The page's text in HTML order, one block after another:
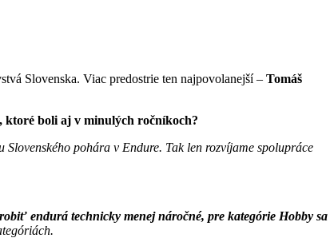
Slovenska. Viac predostrie ten najpovolanejší – Tomáš
ktoré boli aj v minulých ročníkoch?
pohára v Endure. Tak len rozvíjame spolupráce
endurá technicky menej náročné, pre kategórie Hobby sa